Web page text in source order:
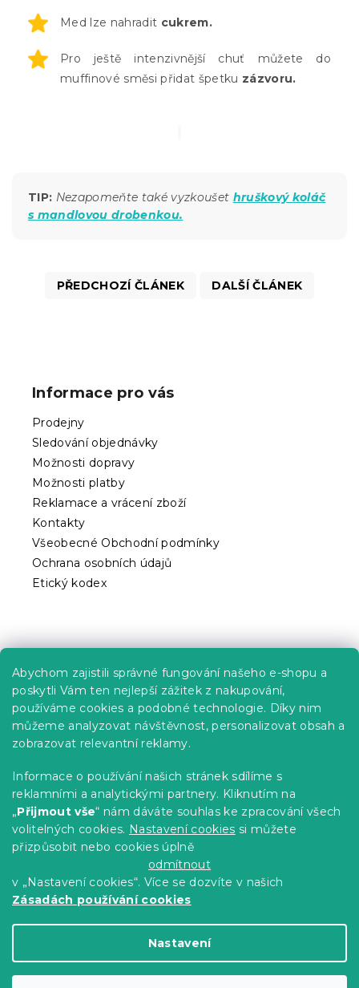
Abychom zajistili správné fungování našeho e-shopu a
poskytli Vám ten nejlepší zážitek z nakupování,
používáme cookies a podobné technologie. Díky nim
můžeme analyzovat návštěvnost, personalizovat obsah a
zobrazovat relevantní reklamy.
Informace o používání našich stránek sdílíme s
reklamními a analytickými partnery. Kliknutím na
„Přijmout vše“ nám dáváte souhlas ke zpracování všech
volitelných cookies. Nastavení cookies si můžete
přizpůsobit nebo cookies úplně
odmítnout
v „Nastavení cookies“. Více se dozvíte v našich
Zásadách používání cookies
Nastavení
Med lze nahradit cukrem.
Pro ještě intenzivnější chuť můžete do
muffinové směsi přidat špetku zázvoru.
TIP: Nezapomeňte také vyzkoušet hruškový koláč
s mandlovou drobenkou.
PŘEDCHOZÍ ČLÁNEK DALŠÍ ČLÁNEK
Informace pro vás
Prodejny
Sledování objednávky
Možnosti dopravy
Možnosti platby
Reklamace a vrácení zboží
Kontakty
Všeobecné Obchodní podmínky
Ochrana osobních údajů
Etický kodex
Kariéra
Poptávky a B2B spolupráce
Proč se u nás registrovat?
Věrnostní program - Sleva až 10 %
Návody
Tabulky velikostí
Blog
Copyright 2026Výprodej povlečení. Všechna